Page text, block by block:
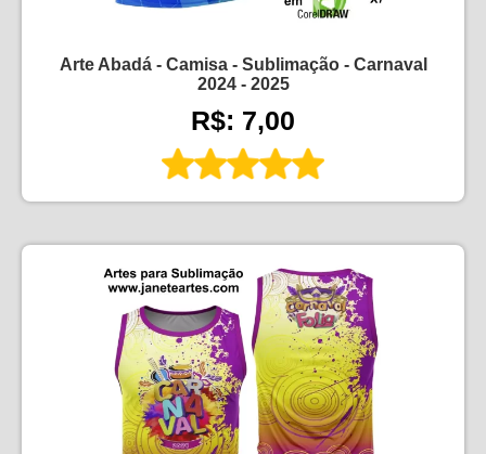
Arte Abadá - Camisa - Sublimação - Carnaval
2024 - 2025
R$: 7,00